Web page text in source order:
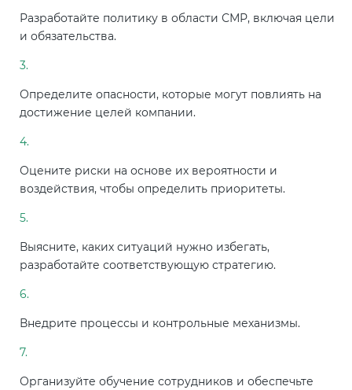
Разработайте политику в области СМР, включая цели
и обязательства.
Определите опасности, которые могут повлиять на
достижение целей компании.
Оцените риски на основе их вероятности и
воздействия, чтобы определить приоритеты.
Выясните, каких ситуаций нужно избегать,
разработайте соответствующую стратегию.
Внедрите процессы и контрольные механизмы.
Организуйте обучение сотрудников и обеспечьте